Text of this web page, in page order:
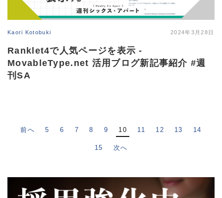
Kaori Kotobuki 2024年3月28日
Ranklet4で人気ページを表示 -
MovableType.net 活用ブログ新記事紹介 #週
刊SA
前へ 5 6 7 8 9 10 11 12 13 14
15 次へ